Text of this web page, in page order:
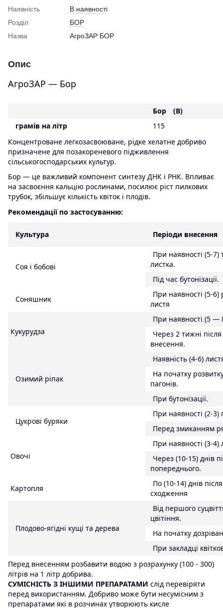
Наявність
В наявності
Розділ
БОР
Назва
АгроЗАР БОР
Опис
АгроЗАР — Бор
Бор
(B)
грамів на літр
115
Концентроване легкозасвоюване, рідке хелатне добриво
призначене для позакореневого підживлення
сільськогосподарських культур.
Бор — це важливий компонент синтезу ДНК і РНК. Впливає
на засвоєння кальцію рослинами, посилює ріст пилкових
трубок, збільшує кількість квіток і плодів.
Рекомендації по застосуванню:
Культура Періоди внесення
Соя і бобові
При наявності (5-7)
листка.
Під час бутонізації.
Соняшник
При наявності (5-6)
листя
Кукурудза
При наявності (5 —
Через 2 тижні після
внесення.
Озимий ріпак
Наявність (4-6)
На початку
пагонів.
При бутонізації.
Цукрові буряки
При наявності (2-3)
Перед змиканням
Овочі
При наявності (3-4)
Через (10-15) днів
попереднього.
Картопля
По (10-14) днів після
сходження
Плодово-ягідні кущі та дерева
Від першого
цвітіння.
На початку
При закладці
Перед внесенням розбавити водою з розрахунку (100 - 300)
літрів на 1 літр добрива.
СУМІСНІСТЬ З ІНШИМИ ПРЕПАРАТАМИ слід перевіряти
перед використанням. Добриво може бути несумісним з
препаратами які в розчинах утворюють кисле